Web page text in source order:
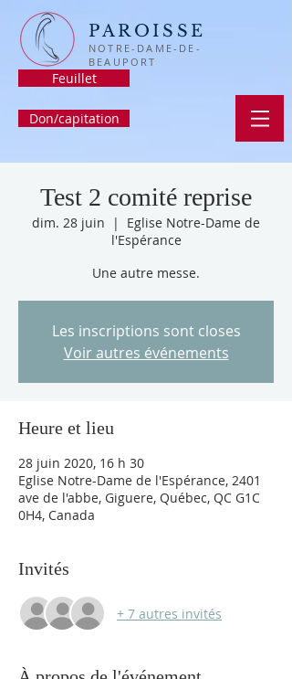
PAROISSE
NOTRE-DAME-DE-
BEAUPORT
Feuillet
Don/capitation
Test 2 comité reprise
dim. 28 juin
  |
Eglise Notre-Dame de
l'Espérance
Une autre messe.
Les inscriptions sont closes
Voir autres événements
Heure et lieu
28 juin 2020, 16 h 30
Eglise Notre-Dame de l'Espérance, 2401
ave de l'abbe, Giguere, Québec, QC G1C
0H4, Canada
Invités
+ 7 autres invités